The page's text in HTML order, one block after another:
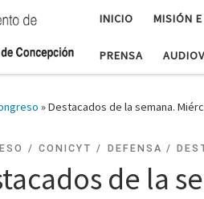
INICIO MISIÓN
PRENSA
»Destacados de la semana.
CONICYT DEFENSA
de la